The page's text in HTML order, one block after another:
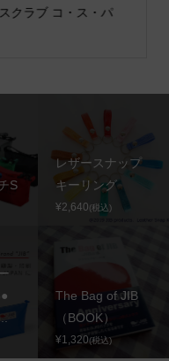
クラブ コ・ス・パ
S
レザースナップ
キーリング
¥2,640(税込)
The Bag of JIB
（BOOK）
¥1,320(税込)